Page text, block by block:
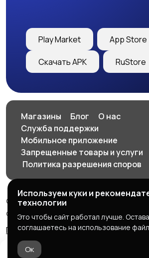
Play Market App Store
Скачать APK RuStore
Магазины Блог
О нас
Служба поддержки
Мобильное приложение
Запрещенные товары и услуги
️ Политика разрешения споров
© 2026 SellClick - доска частных и
объявлений
Правила сервиса
Политика
Используем куки и
технологии
Это чтобы сайт работал лучше.
соглашаетесь на использование
Ок